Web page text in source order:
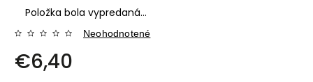
Položka bola vypredaná…
Neohodnotené
€6,40